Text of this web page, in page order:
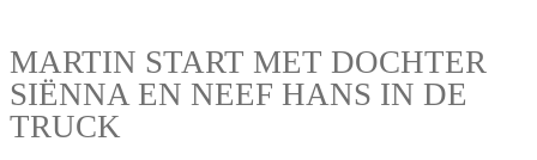
MARTIN START MET DOCHTER
SIËNNA EN NEEF HANS IN DE
TRUCK